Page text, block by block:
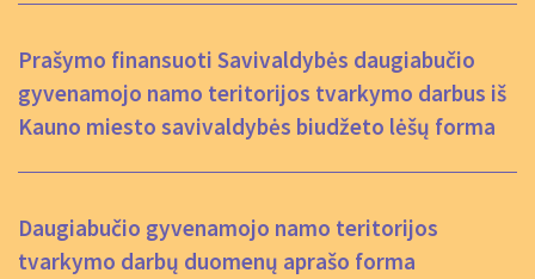
Prašymo finansuoti Savivaldybės daugiabučio
gyvenamojo namo teritorijos tvarkymo darbus iš
Kauno miesto savivaldybės biudžeto lėšų forma
Daugiabučio gyvenamojo namo teritorijos
tvarkymo darbų duomenų aprašo forma